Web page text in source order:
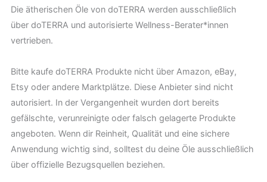
Die ätherischen Öle von doTERRA werden ausschließlich
über doTERRA und autorisierte Wellness-Berater*innen
vertrieben.
Bitte kaufe doTERRA Produkte nicht über Amazon, eBay,
Etsy oder andere Marktplätze. Diese Anbieter sind nicht
autorisiert. In der Vergangenheit wurden dort bereits
gefälschte, verunreinigte oder falsch gelagerte Produkte
angeboten. Wenn dir Reinheit, Qualität und eine sichere
Anwendung wichtig sind, solltest du deine Öle ausschließlich
über offizielle Bezugsquellen beziehen.